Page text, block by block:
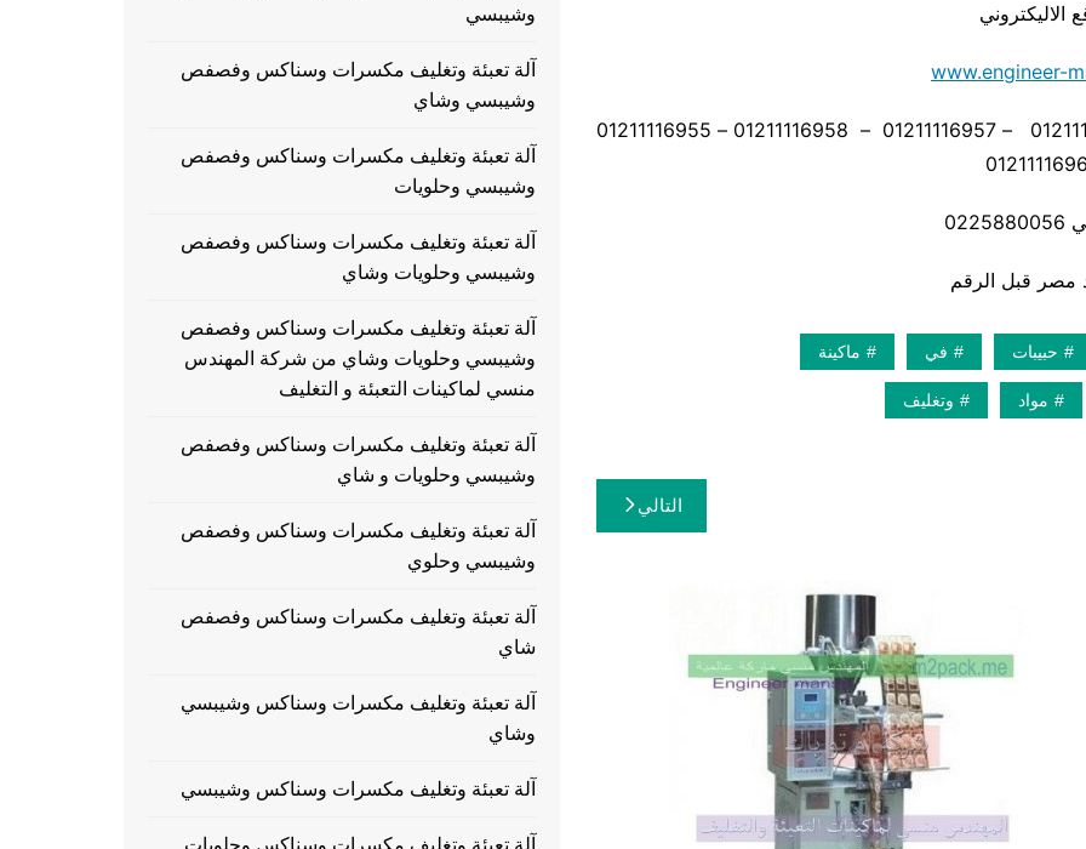
الاليكتروني
www.engineer-
موبايل: 01211116954 – 01211116955 – 01211116956 – 01211116957 – 01211116958 – 01211116955
حبيبات في ماكينة
مواد وتغليف
التالي
وشيبسي
آلة تعبئة وتغليف مكسرات وسناكس وفصفص
وشيبسي وشاي
آلة تعبئة وتغليف مكسرات وسناكس وفصفص
وشيبسي وحلويات
آلة تعبئة وتغليف مكسرات وسناكس وفصفص
وشيبسي وحلويات وشاي
آلة تعبئة وتغليف مكسرات وسناكس وفصفص
وشيبسي وحلويات وشاي من شركة المهندس
منسي لماكينات التعبئة و التغليف
آلة تعبئة وتغليف مكسرات وسناكس وفصفص
وشيبسي وحلويات و شاي
آلة تعبئة وتغليف مكسرات وسناكس وفصفص
وشيبسي وحلوي
آلة تعبئة وتغليف مكسرات وسناكس وفصفص
شاي
آلة تعبئة وتغليف مكسرات وسناكس وشيبسي
وشاي
آلة تعبئة وتغليف مكسرات وسناكس وشيبسي
آلة تعبئة وتغليف مكسرات وسناكس وحلويات